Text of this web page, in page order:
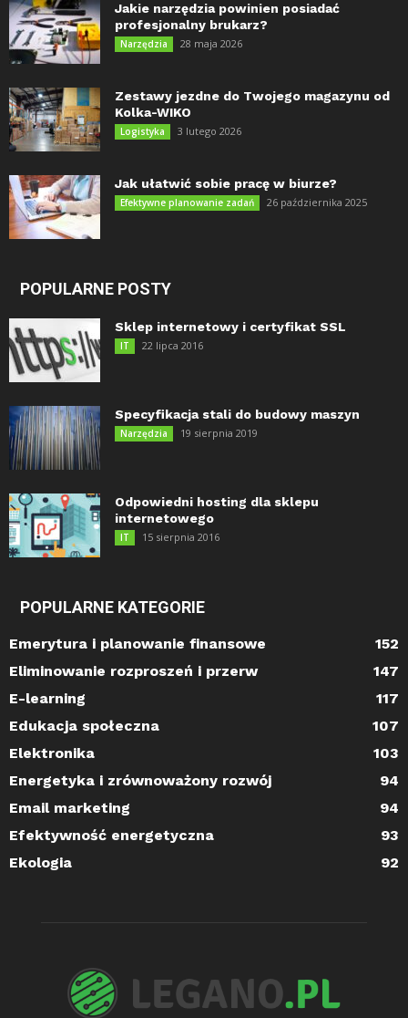
Jakie narzędzia powinien posiadać
profesjonalny brukarz?
Narzędzia 28 maja 2026
Zestawy jezdne do Twojego magazynu od
Kolka-WIKO
Logistyka 3 lutego 2026
Jak ułatwić sobie pracę w biurze?
Efektywne planowanie zadań 26 października 2025
POPULARNE POSTY
Sklep internetowy i certyfikat SSL
IT 22 lipca 2016
Specyfikacja stali do budowy maszyn
Narzędzia 19 sierpnia 2019
Odpowiedni hosting dla sklepu
internetowego
IT 15 sierpnia 2016
POPULARNE KATEGORIE
Emerytura i planowanie finansowe
152
Eliminowanie rozproszeń i przerw
147
E-learning
117
Edukacja społeczna
107
Elektronika
103
Energetyka i zrównoważony rozwój
94
Email marketing
94
Efektywność energetyczna
93
Ekologia
92